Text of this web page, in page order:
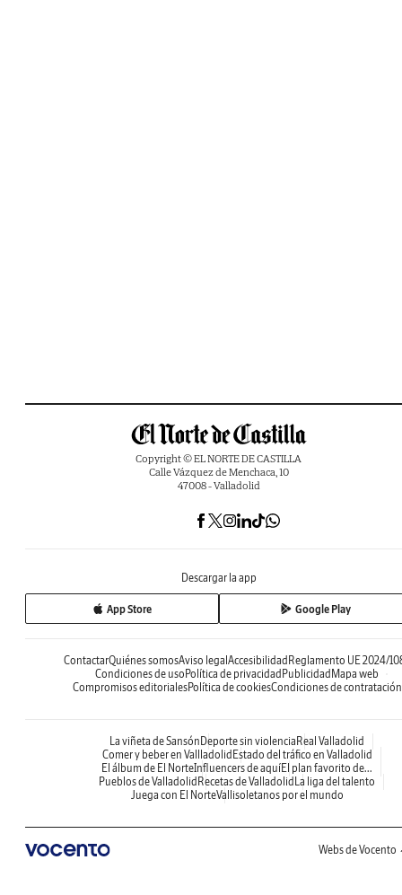
Copyright © EL NORTE DE CASTILLA
Calle Vázquez de Menchaca, 10
47008 - Valladolid
Descargar la app
App Store Google Play
ContactarQuiénes somosAviso legal Accesibilidad Reglamento UE 2024/
Condiciones de uso Política de privacidad Publicidad Mapa web
Compromisos editorialesPolítica de cookiesCondiciones de contratación
La viñeta de Sansón Deporte sin violencia Real Valladolid
Comer y beber en Vallladolid Estado del tráfico en Valladolid
El álbum de El NorteInfluencers de aquíEl plan favorito de...
Pueblos de Valladolid Recetas de Valladolid La liga del talento
Juega con El NorteVallisoletanos por el mundo
Webs de Vocento